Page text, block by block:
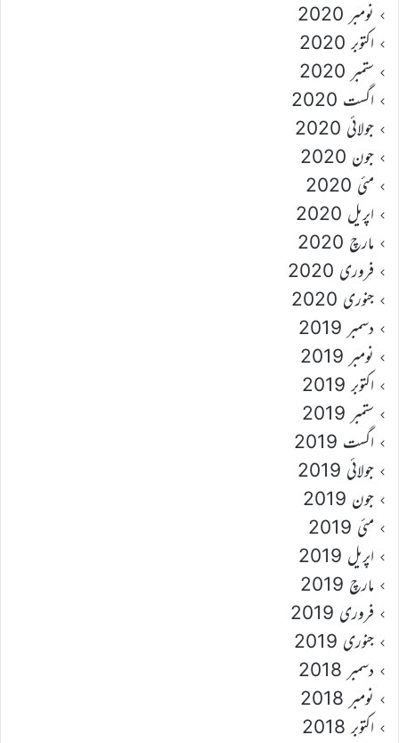
نومبر 2020
اکتوبر 2020
ستمبر 2020
اگست 2020
جولائی 2020
جون 2020
مئی 2020
اپریل 2020
مارچ 2020
فروری 2020
جنوری 2020
دسمبر 2019
نومبر 2019
اکتوبر 2019
ستمبر 2019
اگست 2019
جولائی 2019
جون 2019
مئی 2019
اپریل 2019
مارچ 2019
فروری 2019
جنوری 2019
دسمبر 2018
نومبر 2018
اکتوبر 2018